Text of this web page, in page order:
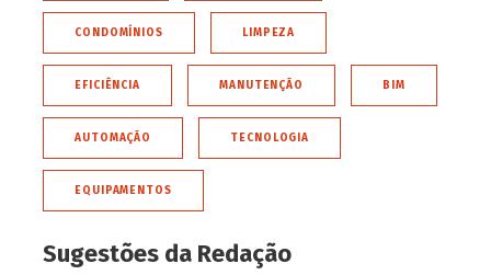
CONDOMÍNIOS LIMPEZA
EFICIÊNCIA MANUTENÇÃO BIM
AUTOMAÇÃO TECNOLOGIA
EQUIPAMENTOS
Sugestões da Redação